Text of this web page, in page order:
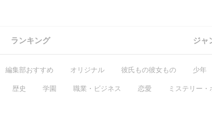
ランキング ジャ
編集部おすすめ オリジナル 彼氏もの彼女もの 少年
歴史 学園 職業・ビジネス 恋愛 ミステリー・